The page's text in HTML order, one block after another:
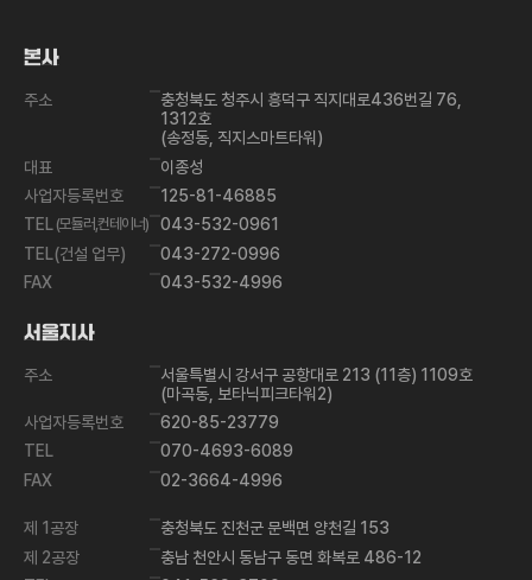
본사
주소
충청북도 청주시 흥덕구 직지대로436번길 76,
1312호
(송정동, 직지스마트타워)
대표
이종성
사업자등록번호
125-81-46885
TEL (모듈러,컨테이너)
043-532-0961
TEL(건설 업무)
043-272-0996
FAX
043-532-4996
서울지사
주소
서울특별시 강서구 공항대로 213 (11층) 1109호
(마곡동, 보타닉피크타워2)
사업자등록번호
620-85-23779
TEL
070-4693-6089
FAX
02-3664-4996
제 1공장
충청북도 진천군 문백면 양천길 153
제 2공장
충남 천안시 동남구 동면 화복로 486-12